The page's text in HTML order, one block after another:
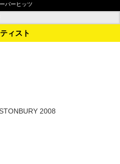
パーヒッツ
ィスト
2008